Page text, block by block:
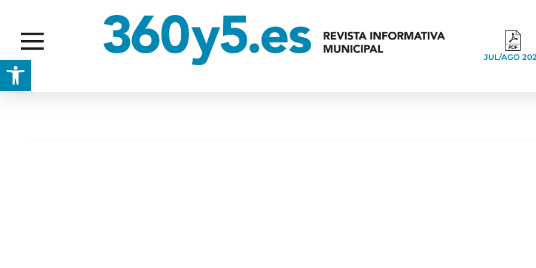
Abrir barra de herramientas JUL/AGO